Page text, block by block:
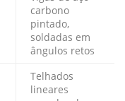
carbono
pintado,
soldadas em
ângulos retos
Telhados
lineares